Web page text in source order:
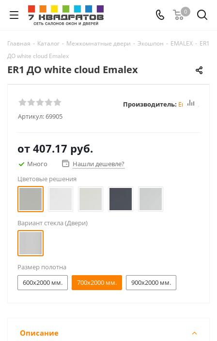
0
Главная - Каталог - Межкомнатные двери - Экошпон - EMALEX - ER1
ДО white cloud Emalex
ER1 ДО white cloud Emalex
Артикул:69905
Производитель: Emalex
от 407.17 руб.
Много
Нашли дешевле?
Цветовые решения
Вариант стекла (Двери)
Размер полотна
600x2000 мм.
700x2000 мм. 900x2000 мм.
Описание